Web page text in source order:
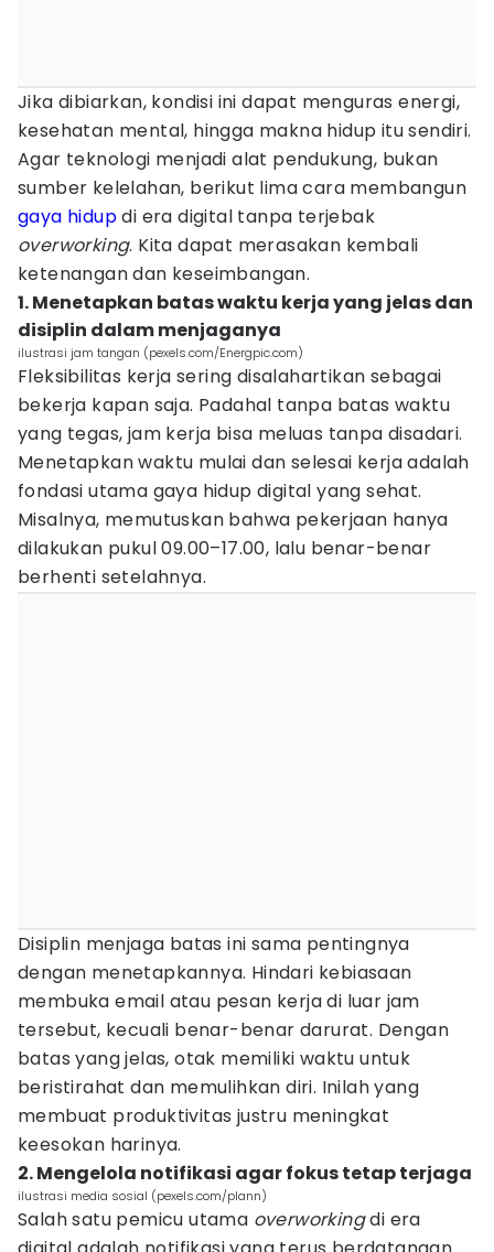
Jika dibiarkan, kondisi ini dapat menguras energi,
kesehatan mental, hingga makna hidup itu sendiri.
Agar teknologi menjadi alat pendukung, bukan
sumber kelelahan, berikut lima cara membangun
gaya hidupdi era digital tanpa terjebak
overworking. Kita dapat merasakan kembali
ketenangan dan keseimbangan.
1. Menetapkan batas waktu kerja yang jelas dan
disiplin dalam menjaganya
ilustrasi jam tangan (pexels.com/Energpic.com)
Fleksibilitas kerja sering disalahartikan sebagai
bekerja kapan saja. Padahal tanpa batas waktu
yang tegas, jam kerja bisa meluas tanpa disadari.
Menetapkan waktu mulai dan selesai kerja adalah
fondasi utama gaya hidup digital yang sehat.
Misalnya, memutuskan bahwa pekerjaan hanya
dilakukan pukul 09.00–17.00, lalu benar-benar
berhenti setelahnya.
Disiplin menjaga batas ini sama pentingnya
dengan menetapkannya. Hindari kebiasaan
membuka email atau pesan kerja di luar jam
tersebut, kecuali benar-benar darurat. Dengan
batas yang jelas, otak memiliki waktu untuk
beristirahat dan memulihkan diri. Inilah yang
membuat produktivitas justru meningkat
keesokan harinya.
2. Mengelola notifikasi agar fokus tetap terjaga
ilustrasi media sosial (pexels.com/plann)
Salah satu pemicu utama overworkingdi era